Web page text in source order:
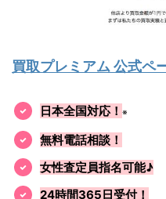
買取プレミアム 公式ペ
日本全国対応！ ※
無料電話相談！
女性査定員指名可能♪
24時間365日受付！